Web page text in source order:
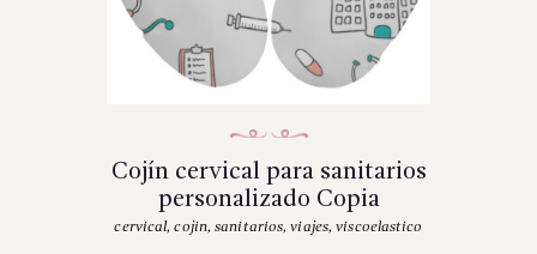
Cojín cervical para sanitarios
personalizado Copia
cervical,cojin,sanitarios,viajes,viscoelastico